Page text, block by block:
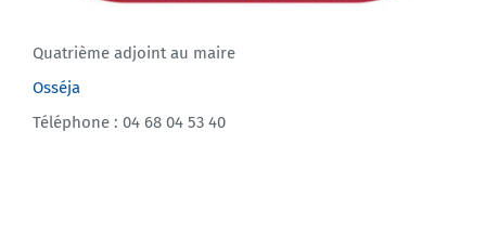
Quatrième adjoint au maire
Osséja
Téléphone : 04 68 04 53 40